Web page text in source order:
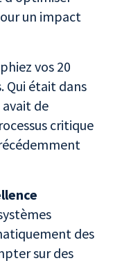
un impact
vos 20
Qui était dans
avait de
critique
des
sur des